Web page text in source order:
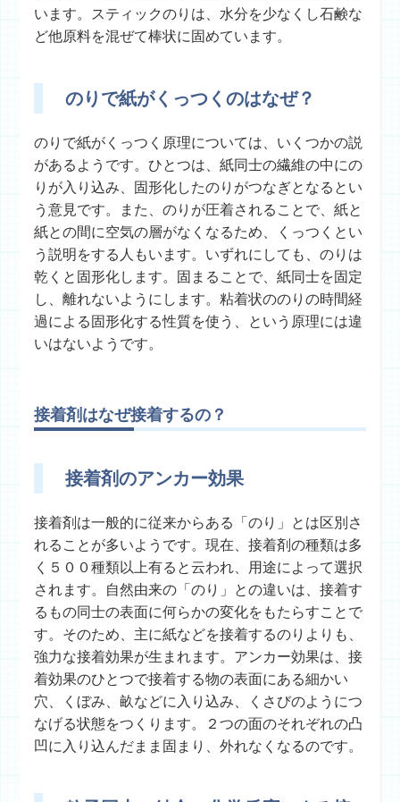
います。スティックのりは、水分を少なくし石鹸な
ど他原料を混ぜて棒状に固めています。
のりで紙がくっつくのはなぜ？
のりで紙がくっつく原理については、いくつかの説
があるようです。ひとつは、紙同士の繊維の中にの
りが入り込み、固形化したのりがつなぎとなるとい
う意見です。また、のりが圧着されることで、紙と
紙との間に空気の層がなくなるため、くっつくとい
う説明をする人もいます。いずれにしても、のりは
乾くと固形化します。固まることで、紙同士を固定
し、離れないようにします。粘着状ののりの時間経
過による固形化する性質を使う、という原理には違
いはないようです。
接着剤はなぜ接着するの？
接着剤のアンカー効果
接着剤は一般的に従来からある「のり」とは区別さ
れることが多いようです。現在、接着剤の種類は多
く５００種類以上有ると云われ、用途によって選択
されます。自然由来の「のり」との違いは、接着す
るもの同士の表面に何らかの変化をもたらすことで
す。そのため、主に紙などを接着するのりよりも、
強力な接着効果が生まれます。アンカー効果は、接
着効果のひとつで接着する物の表面にある細かい
穴、くぼみ、畝などに入り込み、くさびのようにつ
なげる状態をつくります。２つの面のそれぞれの凸
凹に入り込んだまま固まり、外れなくなるのです。